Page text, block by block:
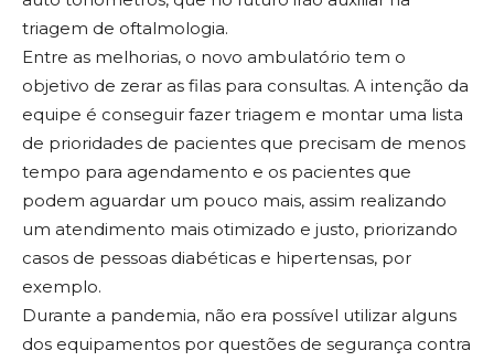
triagem de oftalmologia.
Entre as melhorias, o novo ambulatório tem o
objetivo de zerar as filas para consultas. A intenção da
equipe é conseguir fazer triagem e montar uma lista
de prioridades de pacientes que precisam de menos
tempo para agendamento e os pacientes que
podem aguardar um pouco mais, assim realizando
um atendimento mais otimizado e justo, priorizando
casos de pessoas diabéticas e hipertensas, por
exemplo.
Durante a pandemia, não era possível utilizar alguns
dos equipamentos por questões de segurança contra